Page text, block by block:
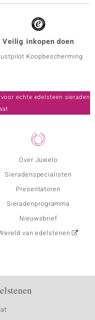
Over Juwelo
Sieradenspecialisten
Presentatoren
Sieradenprogramma
Nieuwsbrief
van edelstenen
Veilig inkopen doen
Koopbescherming
echte edelsteen sieraden